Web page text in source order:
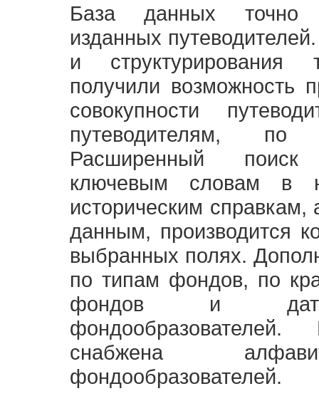
База данных точно
изданных
и структурирования
получили возможность
совокупности
путеводителям,
Расширенный
ключевым словам в
историческим
данным, производится
выбранных полях.
по типам фондов, по
фондов и
снабжена
фондообразователей.